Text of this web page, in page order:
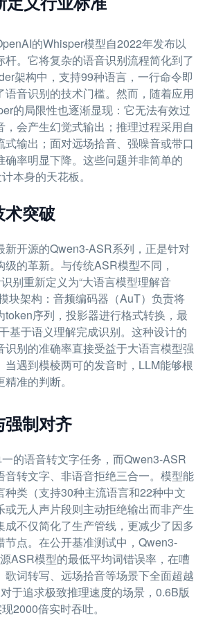
的Whisper模型自2022年发布以
杆。它将复杂的语音识别流程简化到了
架构中，支持99种语言，一行命令即
语音识别的技术门槛。然而，随着应用
的局限性也逐渐显现：它无法有效过
，会产生幻觉式输出；推理过程采用自
式输出；面对远场拾音、强噪音或带口
确率明显下降。这些问题并非简单的
本身的天花板。
术突破
新开源的Qwen3-ASR系列，正是针对
的革新。与传统ASR模型不同，
别重新定义为“大语言模型理解音
块架构：音频编码器（AuT）负责将
token序列，投影器进行格式转换，最
基于语义理解完成识别。这种设计的
识别的准确率直接受益于大语言模型强
当遇到模棱两可的发音时，LLM能够根
准的判断。
制对齐
的语音转文字任务，而Qwen3-ASR
音转文字、非语音拒绝三合一。模型能
种类（支持30种主流语言和22种中文
或无人声片段则主动拒绝输出而非产生
成不仅简化了生产管线，更减少了因多
节点。在公开基准测试中，Qwen3-
ASR模型的最低平均词错误率，在嘈
歌词转写、远场拾音等场景下全面超越
于追求极致推理速度的场景，0.6B版
2000倍实时吞吐。